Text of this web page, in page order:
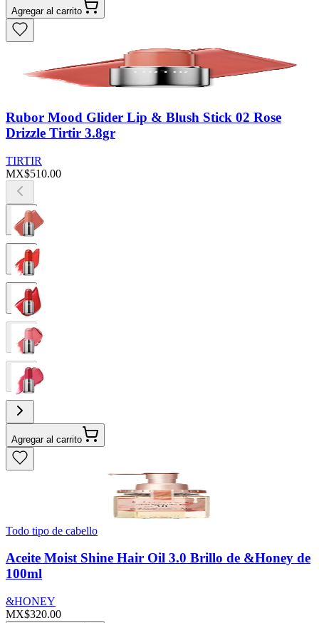
Agregar al carrito
Rubor Mood Glider Lip & Blush Stick 02 Rose
Drizzle Tirtir 3.8gr
TIRTIR
MX$510.00
Agregar al carrito
Todo tipo de cabello
Aceite Moist Shine Hair Oil 3.0 Brillo de &Honey de
100ml
&HONEY
MX$320.00